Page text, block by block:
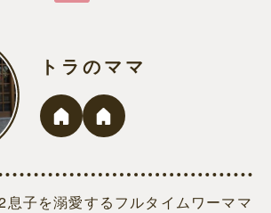
トラのママ
息子を溺愛するフルタイムワーママ